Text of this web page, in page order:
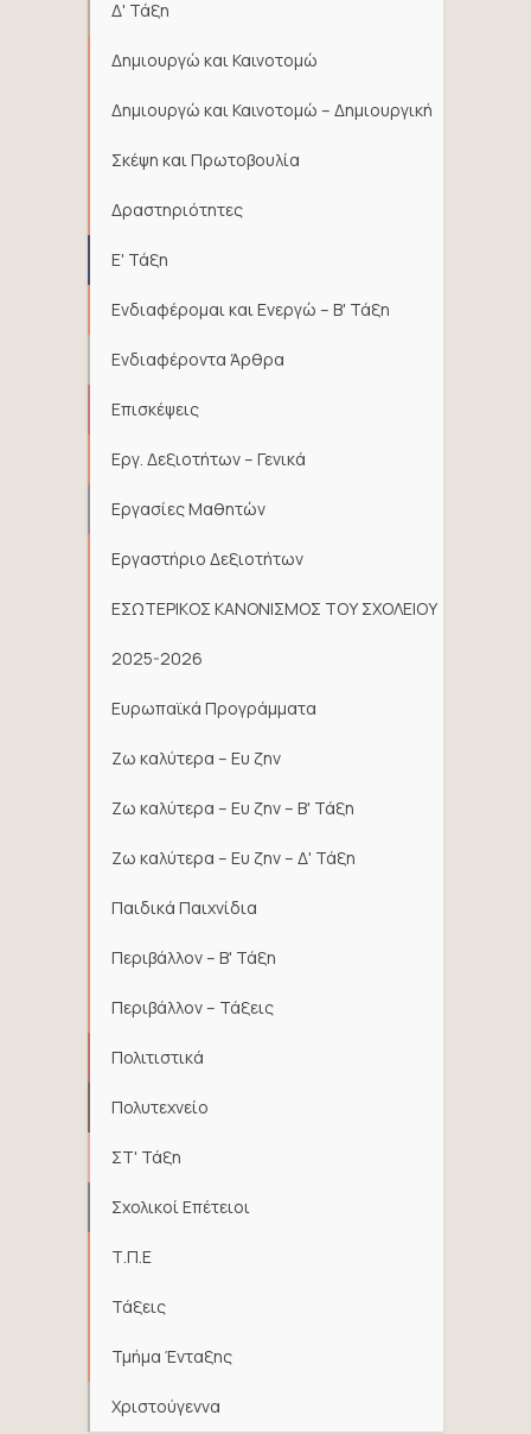
Δ' Τάξη
Δημιουργώ και Καινοτομώ
Δημιουργώ και Καινοτομώ – Δημιουργική
Σκέψη και Πρωτοβουλία
Δραστηριότητες
Ε' Τάξη
Ενδιαφέρομαι και Ενεργώ – Β' Τάξη
Ενδιαφέροντα Άρθρα
Επισκέψεις
Εργ. Δεξιοτήτων – Γενικά
Εργασίες Μαθητών
Εργαστήριο Δεξιοτήτων
ΕΣΩΤΕΡΙΚΟΣ ΚΑΝΟΝΙΣΜΟΣ ΤΟΥ ΣΧΟΛΕΙΟΥ
2025-2026
Ευρωπαϊκά Προγράμματα
Ζω καλύτερα – Ευ ζην
Ζω καλύτερα – Ευ ζην – Β' Τάξη
Ζω καλύτερα – Ευ ζην – Δ' Τάξη
Παιδικά Παιχνίδια
Περιβάλλον – Β' Τάξη
Περιβάλλον – Τάξεις
Πολιτιστικά
Πολυτεχνείο
ΣΤ' Τάξη
Σχολικοί Επέτειοι
Τ.Π.Ε
Τάξεις
Τμήμα Ένταξης
Χριστούγεννα